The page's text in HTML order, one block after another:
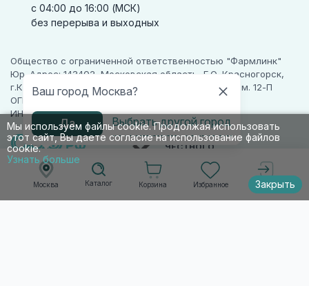
Москва
Ваш город Москва?
Да Выбрать другой город
Каталог Корзина Избранное Войти
Мы используем файлы cookie. Продолжая использовать
этот сайт, Вы даете согласие на использование файлов
cookie.
Узнать больше
Закрыть
с 04:00 до 16:00 (МСК)
без перерыва и выходных
Общество с ограниченной ответственностью "Фармлинк"
Юр. Адрес: 143402, Московская область, Г.О. Красногорск,
г.Красногорск, ул. Жуковского, д. 17, помещ. III, ком. 12-П
ОГРН 1225000071955
ИНН 5024223277
ПАРТНЕР
ЧЕСТНОГО